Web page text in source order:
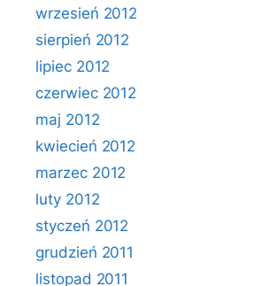
wrzesień 2012
sierpień 2012
lipiec 2012
czerwiec 2012
maj 2012
kwiecień 2012
marzec 2012
luty 2012
styczeń 2012
grudzień 2011
listopad 2011